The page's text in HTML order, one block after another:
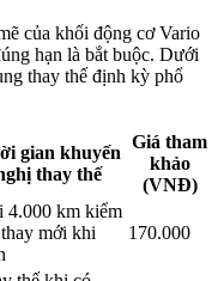
của khối động cơ Vario
hạn là bắt buộc. Dưới
thay thế định kỳ phổ
gian khuyến
thay thế
Giá tham
khảo
(VNĐ)
4.000 km kiểm
mới khi
170.000